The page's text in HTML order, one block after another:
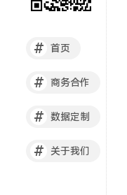
# 首页
# 商务合作
# 数据定制
# 关于我们